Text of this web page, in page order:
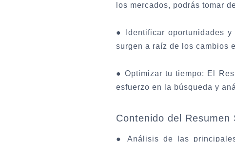
los mercados, podrás tomar
● Identificar oportunidades y
surgen a raíz de los cambios
●Optimizar tu tiempo: El
esfuerzo en la búsqueda y
Contenido del Resumen
● Análisis de las